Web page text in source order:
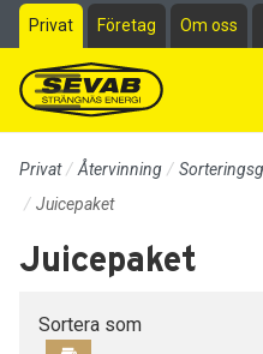
Till sidans huvudinnehåll
Privat Företag Om oss
Privat Återvinning
Juicepaket
Juicepaket
Sortera som